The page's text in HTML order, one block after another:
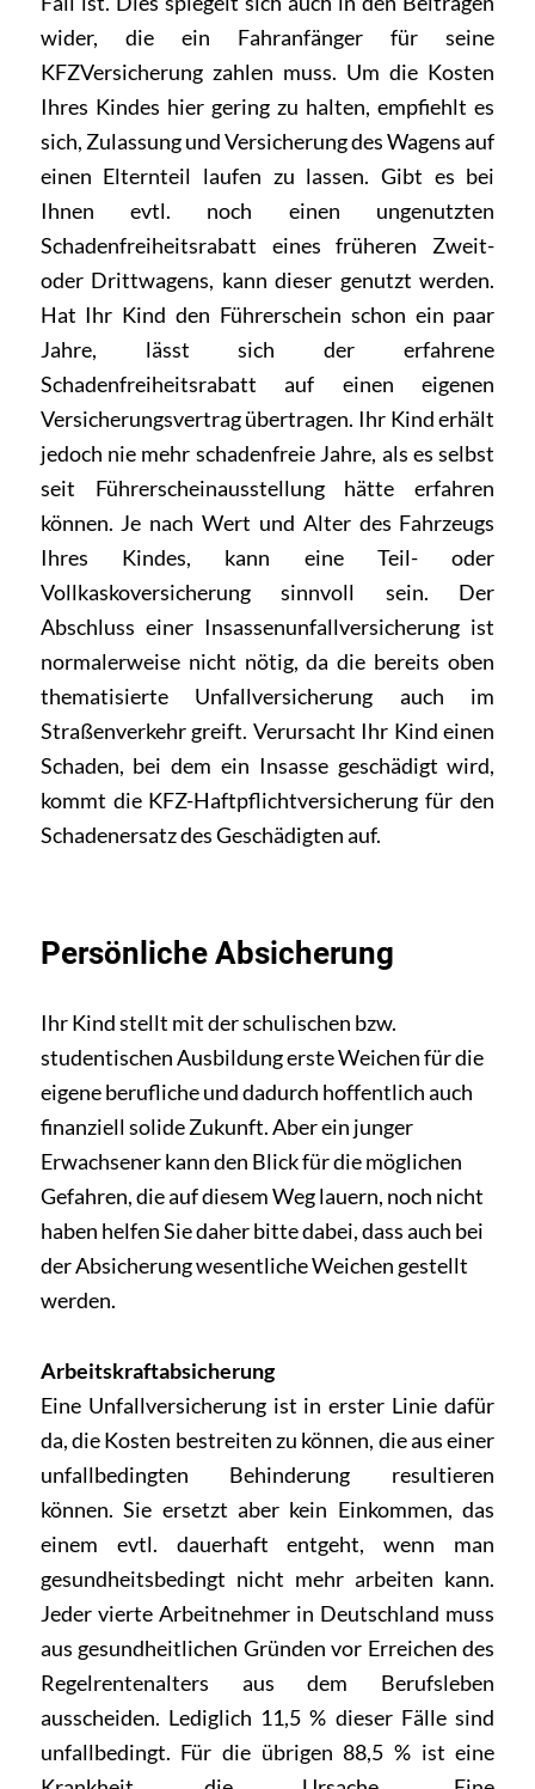
wider, die ein Fahranfänger für seine
KFZVersicherung zahlen muss. Um die Kosten
Ihres Kindes hier gering zu halten, empfiehlt es
sich, Zulassung und Versicherung des Wagens auf
einen Elternteil laufen zu lassen. Gibt es bei
Ihnen evtl. noch einen ungenutzten
Schadenfreiheitsrabatt eines früheren Zweit-
oder Drittwagens, kann dieser genutzt werden.
Hat Ihr Kind den Führerschein schon ein paar
Jahre, lässt sich der erfahrene
Schadenfreiheitsrabatt auf einen eigenen
Versicherungsvertrag übertragen. Ihr Kind erhält
jedoch nie mehr schadenfreie Jahre, als es selbst
seit Führerscheinausstellung hätte erfahren
können. Je nach Wert und Alter des Fahrzeugs
Ihres Kindes, kann eine Teil- oder
Vollkaskoversicherung sinnvoll sein. Der
Abschluss einer Insassenunfallversicherung ist
normalerweise nicht nötig, da die bereits oben
thematisierte Unfallversicherung auch im
Straßenverkehr greift. Verursacht Ihr Kind einen
Schaden, bei dem ein Insasse geschädigt wird,
kommt die KFZ-Haftpflichtversicherung für den
Schadenersatz des Geschädigten auf.
Persönliche Absicherung
Ihr Kind stellt mit der schulischen bzw.
studentischen Ausbildung erste Weichen für die
eigene berufliche und dadurch hoffentlich auch
finanziell solide Zukunft. Aber ein junger
Erwachsener kann den Blick für die möglichen
Gefahren, die auf diesem Weg lauern, noch nicht
haben helfen Sie daher bitte dabei, dass auch bei
der Absicherung wesentliche Weichen gestellt
werden.
Arbeitskraftabsicherung
Eine Unfallversicherung ist in erster Linie dafür
da, die Kosten bestreiten zu können, die aus einer
unfallbedingten Behinderung resultieren
können. Sie ersetzt aber kein Einkommen, das
einem evtl. dauerhaft entgeht, wenn man
gesundheitsbedingt nicht mehr arbeiten kann.
Jeder vierte Arbeitnehmer in Deutschland muss
aus gesundheitlichen Gründen vor Erreichen des
Regelrentenalters aus dem Berufsleben
ausscheiden. Lediglich 11,5 % dieser Fälle sind
unfallbedingt. Für die übrigen 88,5 % ist eine